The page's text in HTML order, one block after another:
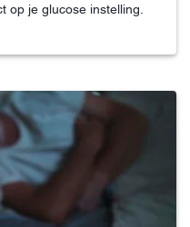
op je glucose instelling.